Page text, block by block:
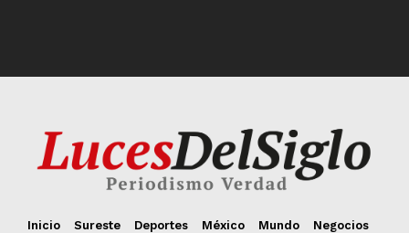
Inicio Sureste Deportes México Mundo
Negocios